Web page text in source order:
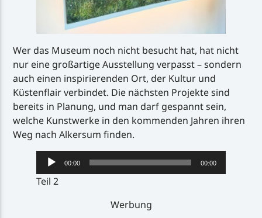
Wer das Museum noch nicht besucht hat, hat nicht
nur eine großartige Ausstellung verpasst – sondern
auch einen inspirierenden Ort, der Kultur und
Küstenflair verbindet. Die nächsten Projekte sind
bereits in Planung, und man darf gespannt sein,
welche Kunstwerke in den kommenden Jahren ihren
Weg nach Alkersum finden.
Audio-
Player
00:00 00:00
Teil 2
Werbung